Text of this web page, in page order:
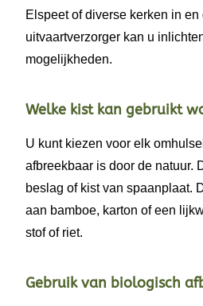
Elspeet of diverse kerken in
uitvaartverzorger kan u
mogelijkheden.
Welke kist kan gebruikt
U kunt kiezen voor elk
afbreekbaar is door de natuur.
beslag of kist van spaanplaat.
aan bamboe, karton of een
stof of riet.
Gebruik van biologisch